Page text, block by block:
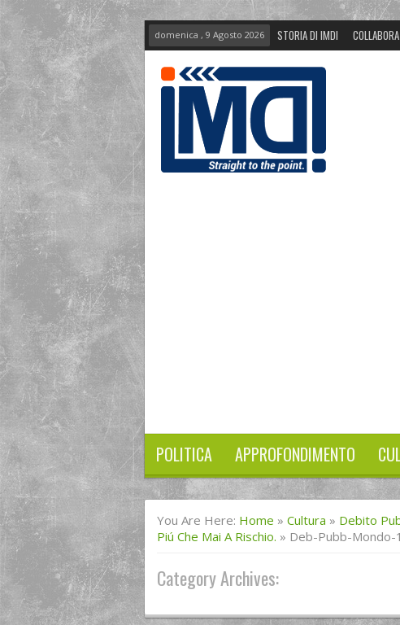
domenica , 9 Agosto 2026 STORIA DI IMDI
POLITICA APPROFONDIMENTO
You Are Here: Home » Cultura » Debito
Piú Che Mai A Rischio. » Deb-Pubb-Mondo-1
Category Archives: